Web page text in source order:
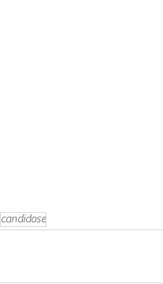
candidose